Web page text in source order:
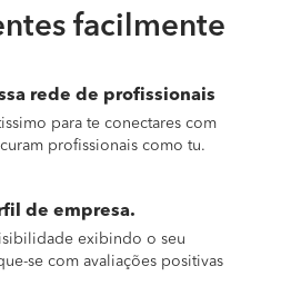
facilmente
rede de profissionais
para te conectares com
profissionais como tu.
de empresa.
exibindo o seu
se com avaliações positivas